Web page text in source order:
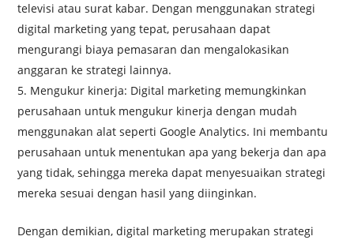
televisi atau surat kabar. Dengan menggunakan strategi
digital marketing yang tepat, perusahaan dapat
mengurangi biaya pemasaran dan mengalokasikan
anggaran ke strategi lainnya.
Mengukur kinerja: Digital marketing memungkinkan
perusahaan untuk mengukur kinerja dengan mudah
menggunakan alat seperti Google Analytics. Ini membantu
perusahaan untuk menentukan apa yang bekerja dan apa
yang tidak, sehingga mereka dapat menyesuaikan strategi
mereka sesuai dengan hasil yang diinginkan.
Dengan demikian, digital marketing merupakan strategi